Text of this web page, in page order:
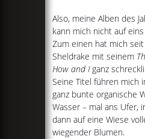
Also, meine Alben des
kann mich nicht auf
Zum einen hat mich
Sheldrake mit seinem
How and Iganz
Seine Titel führen mich
ganz bunte organische
Wasser – mal ans Ufer,
dann auf eine Wiese
wiegender Blumen.